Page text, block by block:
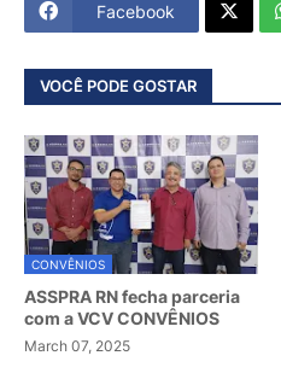
Facebook
VOCÊ PODE GOSTAR
CONVÊNIOS
ASSPRA RN fecha parceria
com a VCV CONVÊNIOS
March 07, 2025